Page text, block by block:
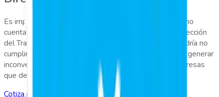
Es importante destacar que este método de marcaje no
cuenta con el respaldo ni la aprobación oficial de la Dirección
del Trabajo, lo que significa que su implementación podría no
cumplir con las normativas laborales vigentes y podría generar
inconvenientes legales o administrativos para las empresas
que decidan utilizarlo.
Cotiza nuestras soluciones